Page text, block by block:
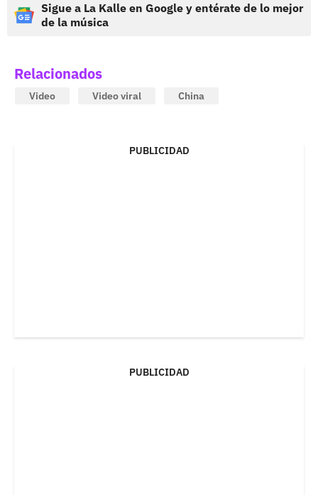
Sigue a La Kalle en Google y entérate de lo mejor
de la música
Relacionados
Video Video viral China
PUBLICIDAD
PUBLICIDAD